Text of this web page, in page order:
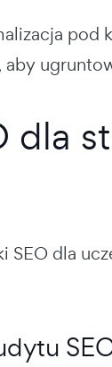
pod
dla
SEO dla